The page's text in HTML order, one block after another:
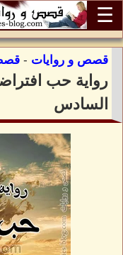
☰
قصص و روايات -
رواية حب
السادس